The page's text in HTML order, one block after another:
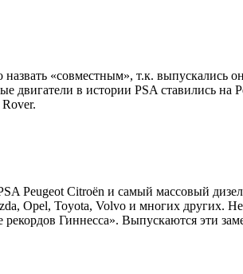
«совместным», т.к. выпускались
в истории PSA ставились на
Peugeot Citroёn и самый массовый
Opel, Toyota, Volvo и многих других.
Гиннесса». Выпускаются эти